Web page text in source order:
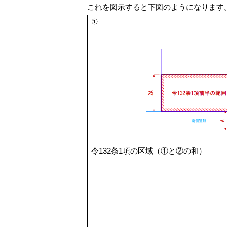
これを図示すると下図のようになります
①
令132条1項の区域（①と②の和）